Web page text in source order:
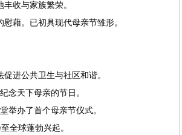
收与家族繁荣。
藉。已初具现代母亲节雏形。
进公共卫生与社区和谐。
念天下母亲的节日。
举办了首个母亲节仪式。
全球蓬勃兴起。